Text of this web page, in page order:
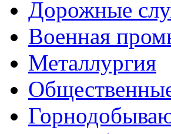
Дорожные
Военная
Металлургия